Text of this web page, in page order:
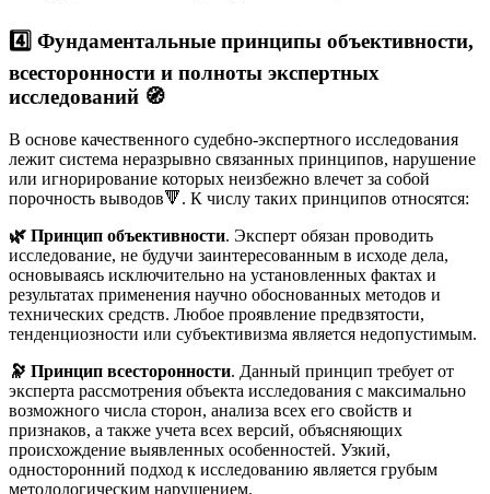
4️⃣ Фундаментальные принципы объективности,
всесторонности и полноты экспертных
исследований 🧭
В основе качественного судебно-экспертного исследования
лежит система неразрывно связанных принципов, нарушение
или игнорирование которых неизбежно влечет за собой
порочность выводов🔻. К числу таких принципов относятся:
🌿 Принцип объективности. Эксперт обязан проводить
исследование, не будучи заинтересованным в исходе дела,
основываясь исключительно на установленных фактах и
результатах применения научно обоснованных методов и
технических средств. Любое проявление предвзятости,
тенденциозности или субъективизма является недопустимым.
🔭 Принцип всесторонности. Данный принцип требует от
эксперта рассмотрения объекта исследования с максимально
возможного числа сторон, анализа всех его свойств и
признаков, а также учета всех версий, объясняющих
происхождение выявленных особенностей. Узкий,
односторонний подход к исследованию является грубым
методологическим нарушением.